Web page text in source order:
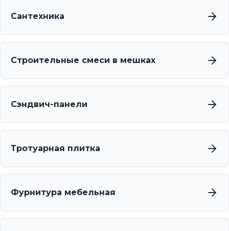
Сантехника
Строительные смеси в мешках
Сэндвич-панели
Тротуарная плитка
Фурнитура мебельная